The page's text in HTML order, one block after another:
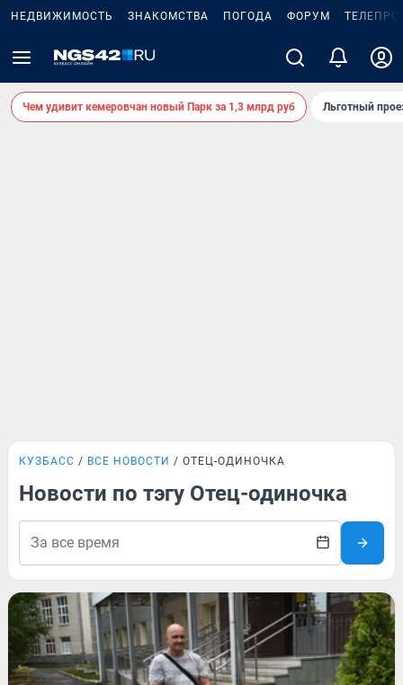
НЕДВИЖИМОСТЬ ЗНАКОМСТВА ПОГОДА ФОРУМ
Чем удивит кемеровчан новый Парк за 1,3 млрд руб Льготный
КУЗБАСС ВСЕ НОВОСТИ ОТЕЦ-ОДИНОЧКА
Новости по тэгу Отец-одиночка